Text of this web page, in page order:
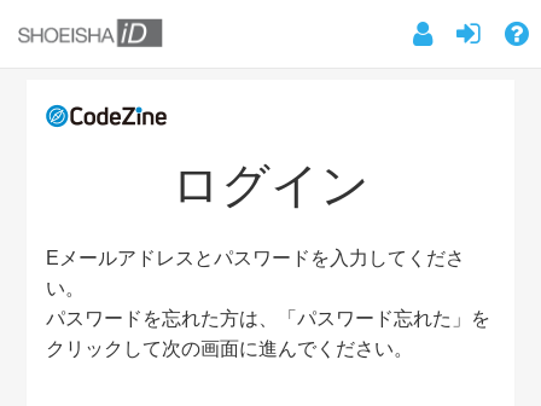
ログイン
Eメールアドレスとパスワードを入力してくださ
い。
パスワードを忘れた方は、「パスワード忘れた」を
クリックして次の画面に進んでください。